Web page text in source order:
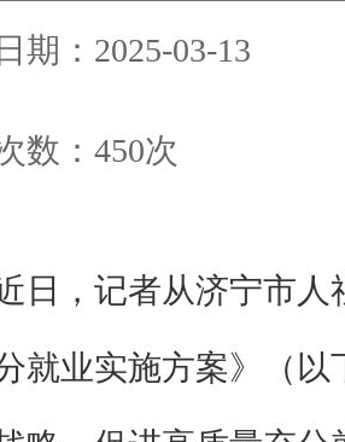
期：2025-03-13
数： 450次
日，记者从济宁市
就业实施方案》（